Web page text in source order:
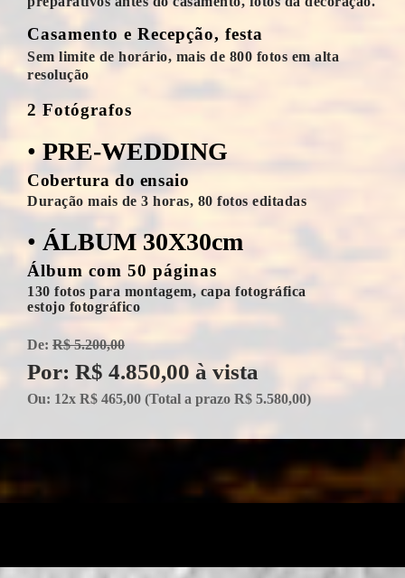
Casamento e Recepção, festa
Sem limite de horário, mais de 800 fotos em alta
resolução
2 Fotógrafos
• PRE-WEDDING
Cobertura do ensaio
Duração mais de 3 horas, 80 fotos editadas
• ÁLBUM 30X30cm
Álbum com 50 páginas
130 fotos para montagem, capa fotográfica
estojo fotográfico
De: R$ 5.200,00
Por: R$ 4.850,00 à vista
Ou: 12x R$ 465,00 (Total a prazo R$ 5.580,00)